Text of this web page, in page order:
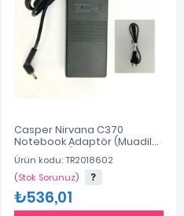
Casper Nirvana C370
Notebook Adaptör (Muadil
12V 3A 36W)
Ürün kodu: TR2018602
(Stok Sorunuz)
₺536,01